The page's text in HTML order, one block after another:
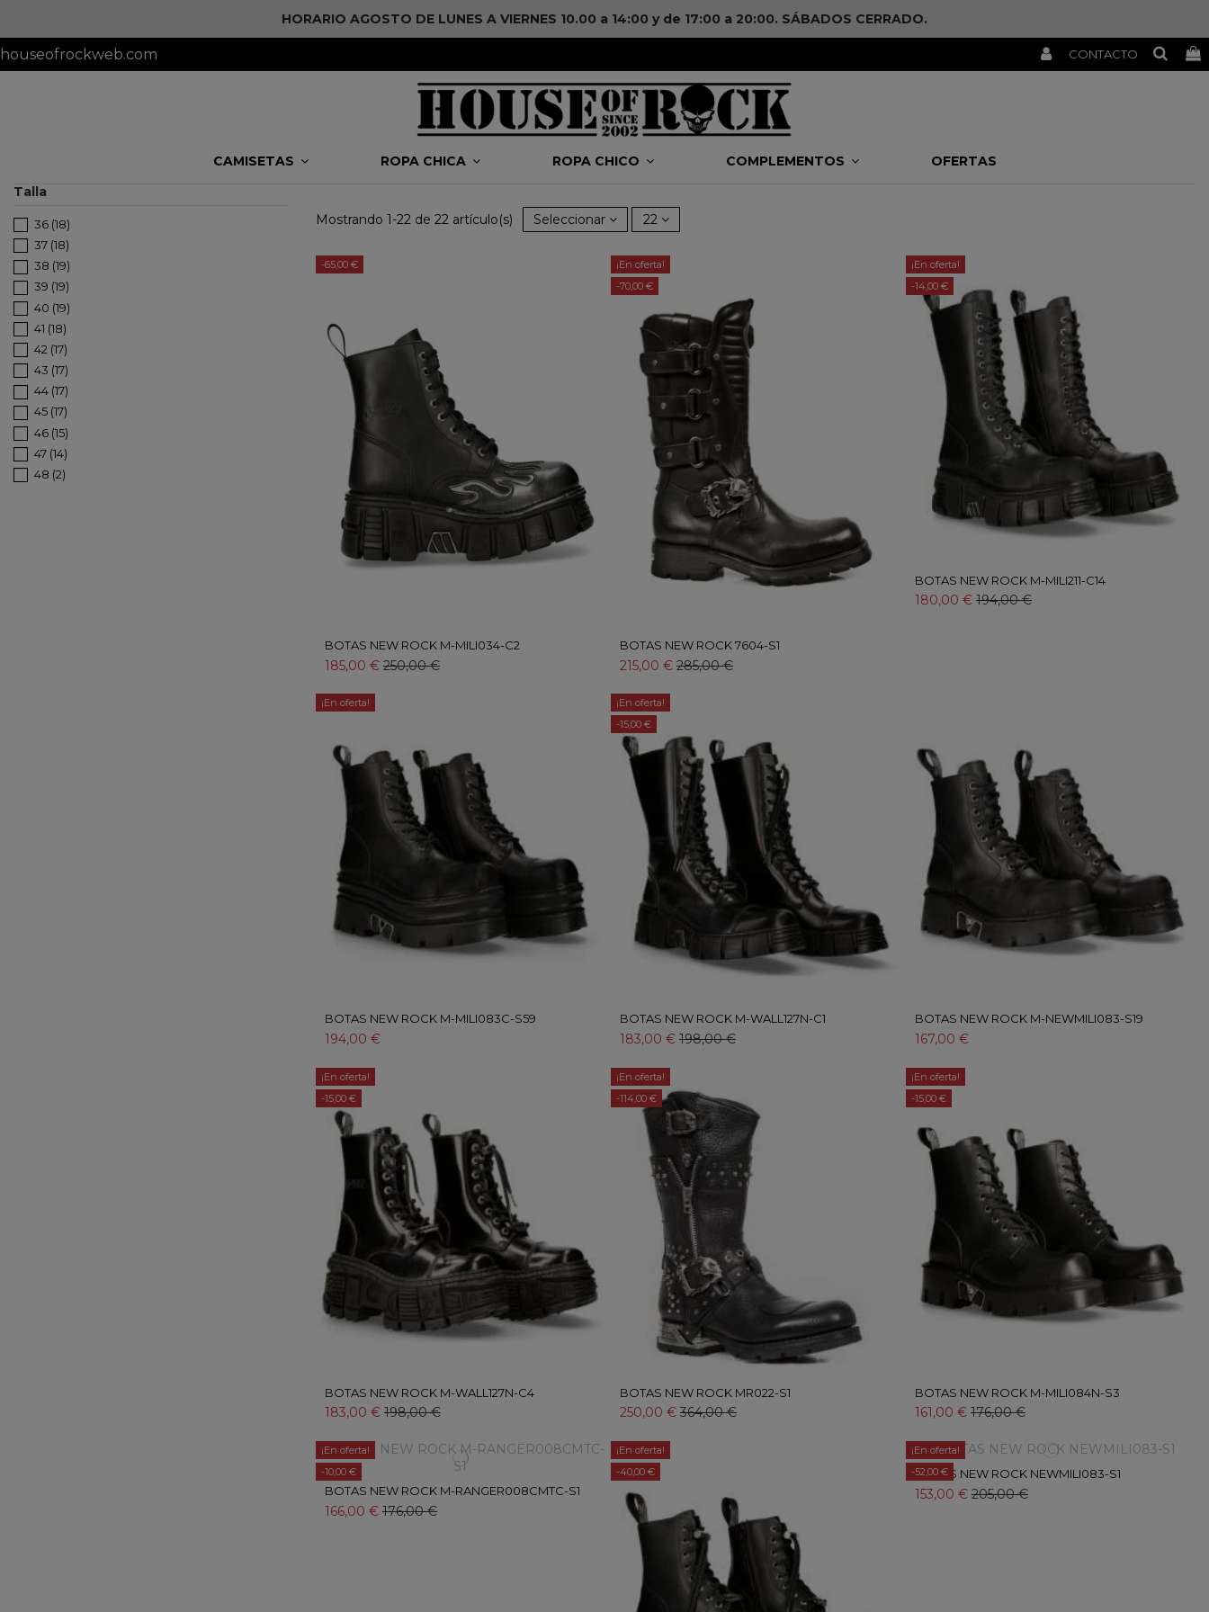
HORARIO AGOSTO DE LUNES A VIERNES 10.00 a 14:00 y de 17:00 a 20:00. SÁBADOS CERRADO.
houseofrockweb.com CONTACTO
CAMISETAS ROPA CHICA ROPA CHICO COMPLEMENTOS OFERTAS
Mostrando 1-22 de 22 artículo(s) Seleccionar 22
-65,00 €
BOTAS NEW ROCK M-MILI034-C2
185,00 € 250,00 €
¡En oferta!
-70,00 €
BOTAS NEW ROCK 7604-S1
215,00 € 285,00 €
¡En oferta!
-14,00 €
BOTAS NEW ROCK M-MILI211-C14
180,00 € 194,00 €
¡En oferta!
BOTAS NEW ROCK M-MILI083C-S59
194,00 €
¡En oferta!
-15,00 €
BOTAS NEW ROCK M-WALL127N-C1
183,00 € 198,00 €
BOTAS NEW ROCK M-NEWMILI083-S19
167,00 €
¡En oferta!
-15,00 €
BOTAS NEW ROCK M-WALL127N-C4
183,00 € 198,00 €
¡En oferta!
-114,00 €
BOTAS NEW ROCK MR022-S1
250,00 € 364,00 €
¡En oferta!
-15,00 €
BOTAS NEW ROCK M-MILI084N-S3
161,00 € 176,00 €
¡En oferta!
-10,00 €
BOTAS NEW ROCK M-RANGER008CMTC-S1
166,00 € 176,00 €
¡En oferta!
-40,00 €
¡En oferta!
-52,00 €
BOTAS NEW ROCK NEWMILI083-S1
153,00 € 205,00 €
Talla
36 (18)
37 (18)
38 (19)
39 (19)
40 (19)
41 (18)
42 (17)
43 (17)
44 (17)
45 (17)
46 (15)
47 (14)
48 (2)